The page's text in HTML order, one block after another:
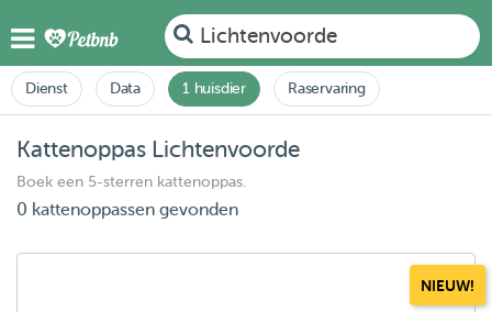
Lichtenvoorde
Dienst Data 1 huisdier Raservaring
Kattenoppas Lichtenvoorde
Boek een 5-sterren kattenoppas.
0 kattenoppassen gevonden
NIEUW!